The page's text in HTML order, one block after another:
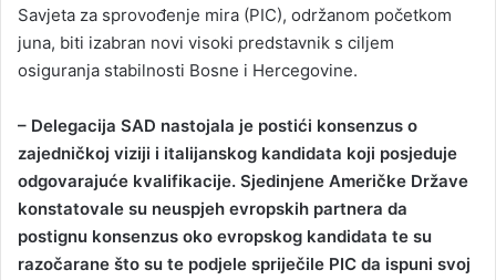
Savjeta za sprovođenje mira (PIC), održanom početkom
juna, biti izabran novi visoki predstavnik s ciljem
osiguranja stabilnosti Bosne i Hercegovine.
– Delegacija SAD nastojala je postići konsenzus o
zajedničkoj viziji i italijanskog kandidata koji posjeduje
odgovarajuće kvalifikacije. Sjedinjene Američke Države
konstatovale su neuspjeh evropskih partnera da
postignu konsenzus oko evropskog kandidata te su
razočarane što su te podjele spriječile PIC da ispuni svoj